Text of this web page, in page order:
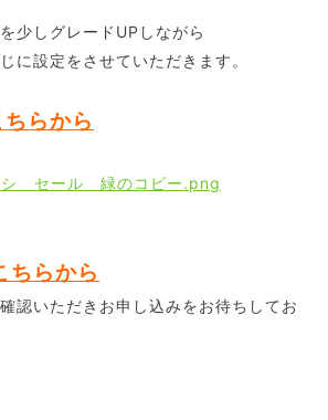
少しグレードUPしながら
に設定をさせていただきます。
らから
ちらから
認いただきお申し込みをお待ちしてお